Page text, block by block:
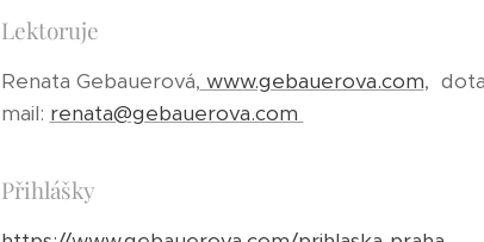
Lektoruje
Renata Gebauerová, www.gebauerova.com,
mail: renata@gebauerova.com
Přihlášky